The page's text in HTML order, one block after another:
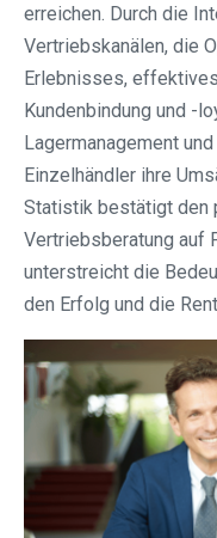
erreichen. Durch die
Vertriebskanälen, die
Erlebnisses,
Kundenbindung und -
Lagermanagement
Einzelhändler ihre
Statistik bestätigt den
Vertriebsberatung auf
unterstreicht die
den Erfolg und die